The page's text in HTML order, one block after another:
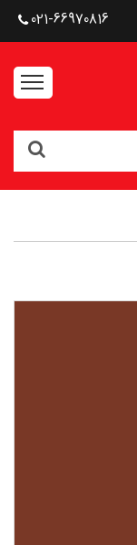
021-66970816